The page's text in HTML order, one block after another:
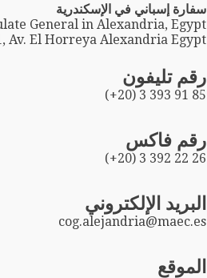
سفارة إسباني في الإسكندرية
General in Alexandria, Egypt
Av. El Horreya Alexandria Egypt
رقم تليفون
(+20) 3 393 91 85
رقم فاكس
(+20) 3 392 22 26
البريد الإلكتروني
cog.alejandria@maec.es
الموقع